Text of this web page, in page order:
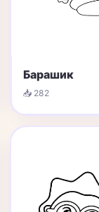
Барашик
📥 282